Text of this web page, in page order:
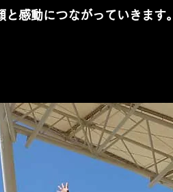
と感動につながっていきます。